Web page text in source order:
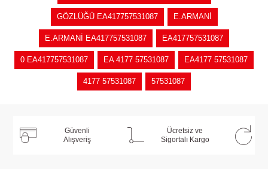
GÖZLÜĞÜ EA417757531087 E.ARMANİ
E.ARMANİ EA417757531087 EA417757531087
0 EA417757531087 EA 4177 57531087 EA4177 57531087
4177 57531087 57531087
Güvenli
Alışveriş
Ücretsiz ve
Sigortalı Kargo